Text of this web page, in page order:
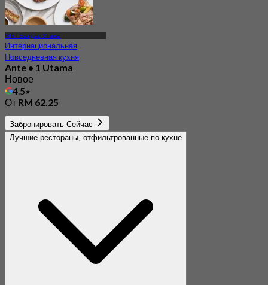
MRT Бандар Утама
Интернациональная
Повседневная кухня
Ante • 1 Utama
Новое
4.5
От RM 62.25
Забронировать Сейчас
Лучшие рестораны, отфильтрованные по кухне